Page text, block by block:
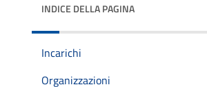
INDICE DELLA PAGINA
Incarichi
Organizzazioni